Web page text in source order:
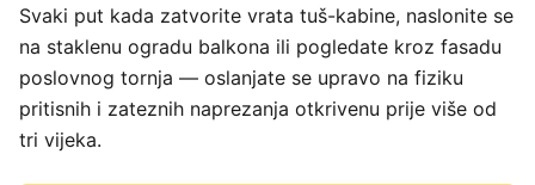
Svaki put kada zatvorite vrata tuš-kabine, naslonite se
na staklenu ogradu balkona ili pogledate kroz fasadu
poslovnog tornja — oslanjate se upravo na fiziku
pritisnih i zateznih naprezanja otkrivenu prije više od
tri vijeka.